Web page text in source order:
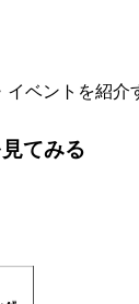
イベントを紹介
てみる